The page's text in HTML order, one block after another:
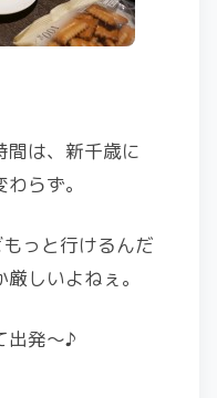
間は、新千歳に
らず。
っと行けるんだ
しいよねぇ。
出発〜♪